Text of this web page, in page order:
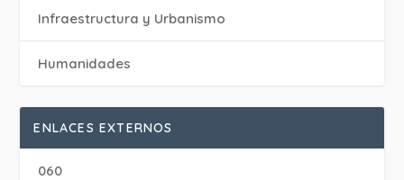
Infraestructura y Urbanismo
Humanidades
ENLACES EXTERNOS
060